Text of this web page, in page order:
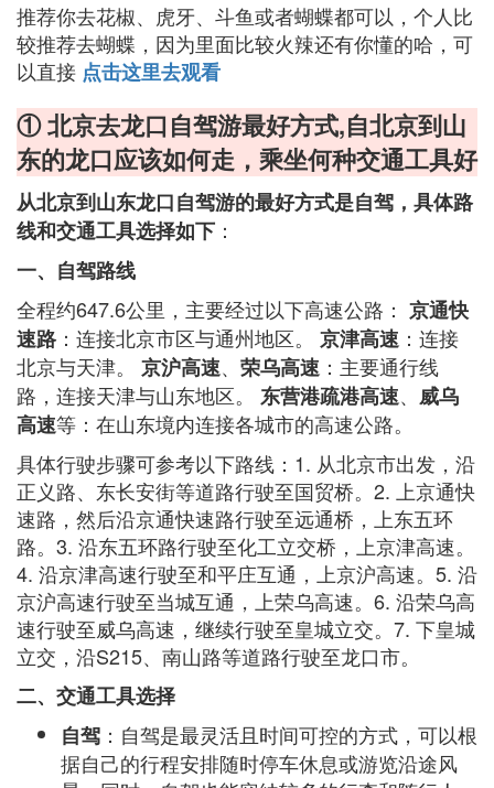
推荐你去花椒、虎牙、斗鱼或者蝴蝶都可以，个人比
较推荐去蝴蝶，因为里面比较火辣还有你懂的哈，可
以直接 点击这里去观看
① 北京去龙口自驾游最好方式,自北京到山
东的龙口应该如何走，乘坐何种交通工具好
从北京到山东龙口自驾游的最好方式是自驾，具体路
线和交通工具选择如下 ：
一、自驾路线
全程约647.6公里，主要经过以下高速公路： 京通快
速路 ：连接北京市区与通州地区。 京津高速 ：连接
北京与天津。 京沪高速、 荣乌高速 ：主要通行线
路，连接天津与山东地区。 东营港疏港高速、 威乌
高速等：在山东境内连接各城市的高速公路。
具体行驶步骤可参考以下路线：1. 从北京市出发，沿
正义路、东长安街等道路行驶至国贸桥。2. 上京通快
速路，然后沿京通快速路行驶至远通桥，上东五环
路。3. 沿东五环路行驶至化工立交桥，上京津高速。
4. 沿京津高速行驶至和平庄互通，上京沪高速。5. 沿
京沪高速行驶至当城互通，上荣乌高速。6. 沿荣乌高
速行驶至威乌高速，继续行驶至皇城立交。7. 下皇城
立交，沿S215、南山路等道路行驶至龙口市。
二、交通工具选择
自驾 ：自驾是最灵活且时间可控的方式，可以根
据自己的行程安排随时停车休息或游览沿途风